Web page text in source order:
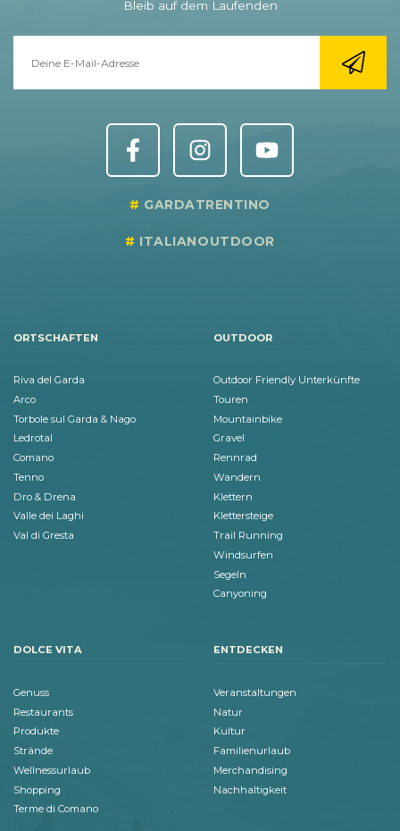
Bleib auf dem Laufenden
GARDATRENTINO
ITALIANOUTDOOR
ORTSCHAFTEN
Riva del Garda
Arco
Torbole sul Garda & Nago
Ledrotal
Comano
Tenno
Dro & Drena
Valle dei Laghi
Val di Gresta
OUTDOOR
Outdoor Friendly Unterkünfte
Touren
Mountainbike
Gravel
Rennrad
Wandern
Klettern
Klettersteige
Trail Running
Windsurfen
Segeln
Canyoning
DOLCE VITA
Genuss
Restaurants
Produkte
Strände
Wellnessurlaub
Shopping
Terme di Comano
ENTDECKEN
Veranstaltungen
Natur
Kultur
Familienurlaub
Merchandising
Nachhaltigkeit